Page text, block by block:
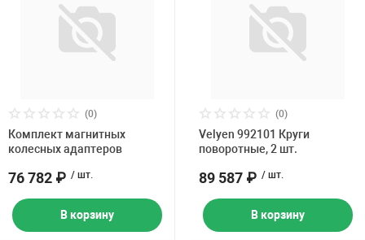
(0)
Комплект магнитных
колесных адаптеров
76 782 ₽ / шт.
В корзину
(0)
Velyen 992101 Круги
поворотные, 2 шт.
89 587 ₽ / шт.
В корзину